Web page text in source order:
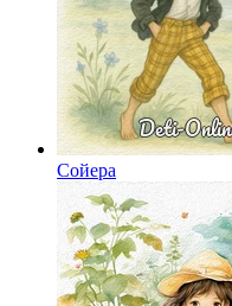
Сойера